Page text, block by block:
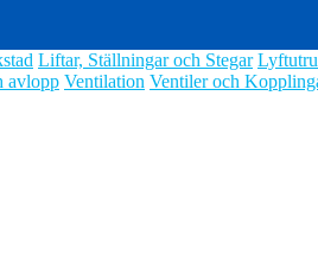
Liftar, Ställningar och Stegar
avlopp Ventilation Ventiler och